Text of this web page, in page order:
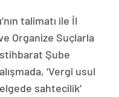
talimatı ile İl
Organize Suçlarla
Şube
‘Vergi usul
sahtecilik’